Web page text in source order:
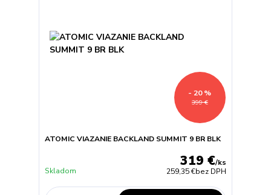
399 €
- 20 %
ATOMIC VIAZANIE BACKLAND SUMMIT 9 BR BLK
319 €/ks
259,35 €bez DPH
Skladom